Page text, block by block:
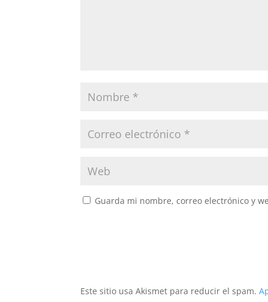
Guarda mi nombre, correo electrónico y
Este sitio usa Akismet para reducir el spam.